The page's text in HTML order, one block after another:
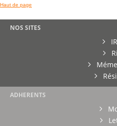
Haut de page
NOS SITES
ADHERENTS